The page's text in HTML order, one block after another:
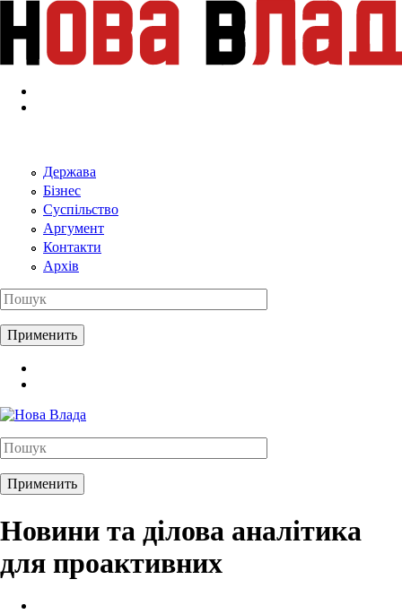
Перейти к основному содержанию
Держава
Бізнес
Суспільство
Аргумент
Контакти
Архів
Новини та ділова аналітика
для проактивних